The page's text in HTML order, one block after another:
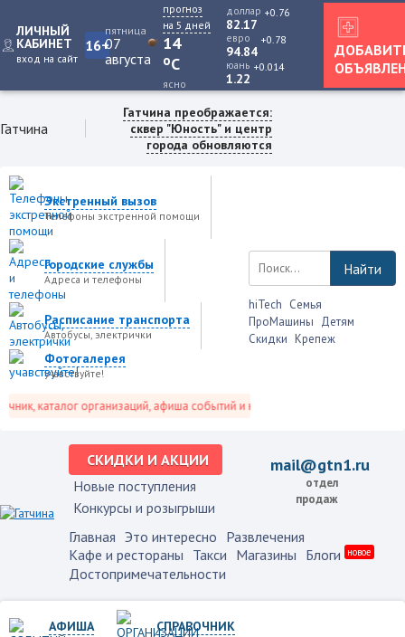
ЛИЧНЫЙ
КАБИНЕТ
вход на сайт
16+
пятница
07
августа
прогноз
на 5 дней
14
oC
ясно
доллар
82.17
+0.76
евро
94.84
+0.78
юань
1.22
+0.014
Гатчина
Гатчина преображается:
сквер "Юность" и центр
города обновляются
Экстренный вызов
Телефоны экстренной помощи
Городские службы
Адреса и телефоны
Расписание транспорта
Автобусы, электрички
Фотогалерея
учавствуйте!
каталог организаций, афиша событий и не только это.
Найти
hiTech Семья
ПроМашины Детям
Скидки Крепеж
СКИДКИ И АКЦИИ
Новые поступления
Конкурсы и розыгрыши
mail@gtn1.ru
отдел
продаж
Главная Это интересно Развлечения
Кафе и рестораны Такси Магазины Блоги новое
Достопримечательности
АФИША СПРАВОЧНИК